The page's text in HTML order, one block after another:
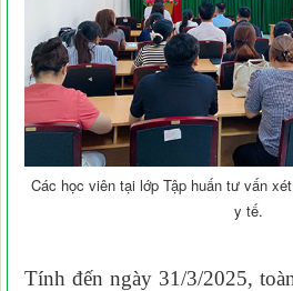
Các học viên tại lớp Tập huấn tư vấn
y tế.
Tính đến ngày 31/3/2025,